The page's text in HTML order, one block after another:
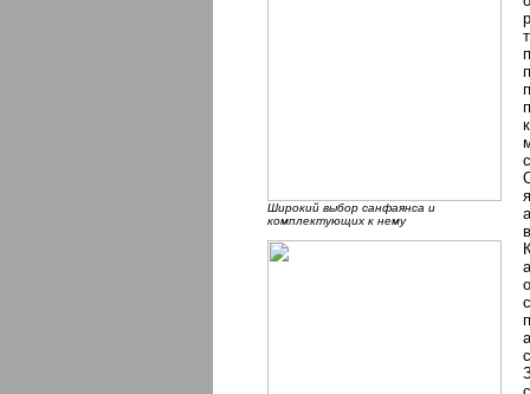
Широкий выбор санфаянса и
комплектующих к нему